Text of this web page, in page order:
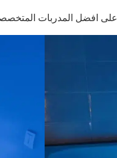
على افضل المدربات